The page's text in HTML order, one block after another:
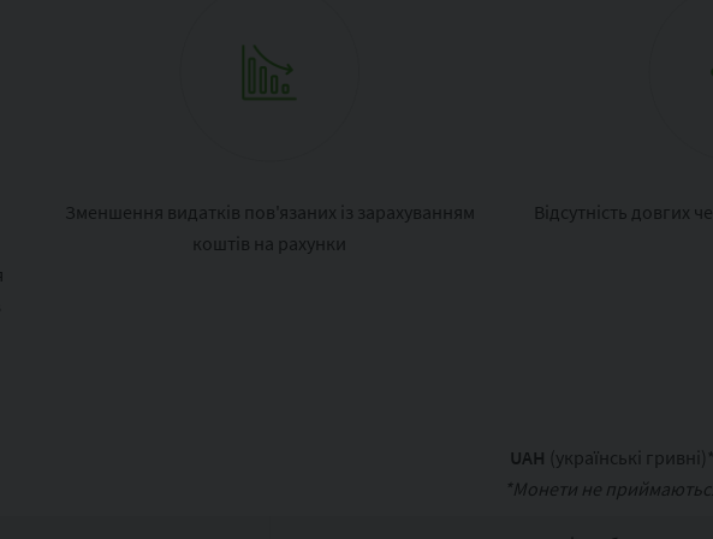
Зменшення видатків пов'язаних із зарахуванням
коштів на рахунки
Відсутність довгих
UAH (українські гривні)*
*Монети не